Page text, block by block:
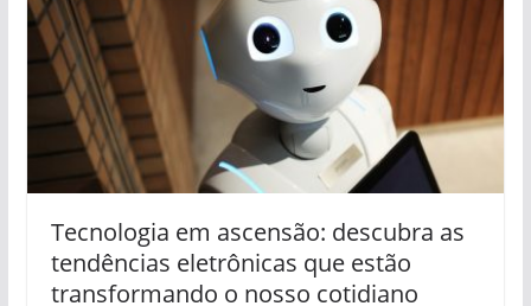
Tecnologia em ascensão: descubra as
tendências eletrônicas que estão
transformando o nosso cotidiano